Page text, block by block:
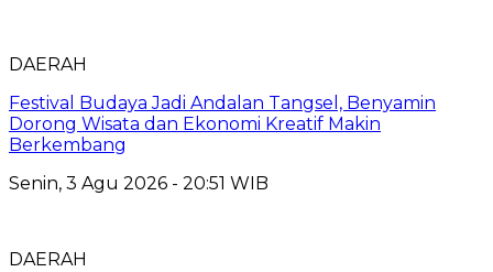
DAERAH
Festival Budaya Jadi Andalan Tangsel, Benyamin
Dorong Wisata dan Ekonomi Kreatif Makin
Berkembang
Senin, 3 Agu 2026 - 20:51 WIB
DAERAH